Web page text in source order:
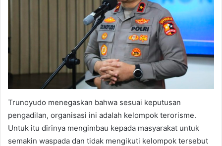
Trunoyudo menegaskan bahwa sesuai keputusan
pengadilan, organisasi ini adalah kelompok terorisme.
Untuk itu dirinya mengimbau kepada masyarakat untuk
semakin waspada dan tidak mengikuti kelompok tersebut